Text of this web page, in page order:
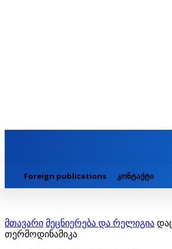
Foreign publications კონტაქტი
მთავარი მეცნიერება და რელიგია
თერმოდინამიკა